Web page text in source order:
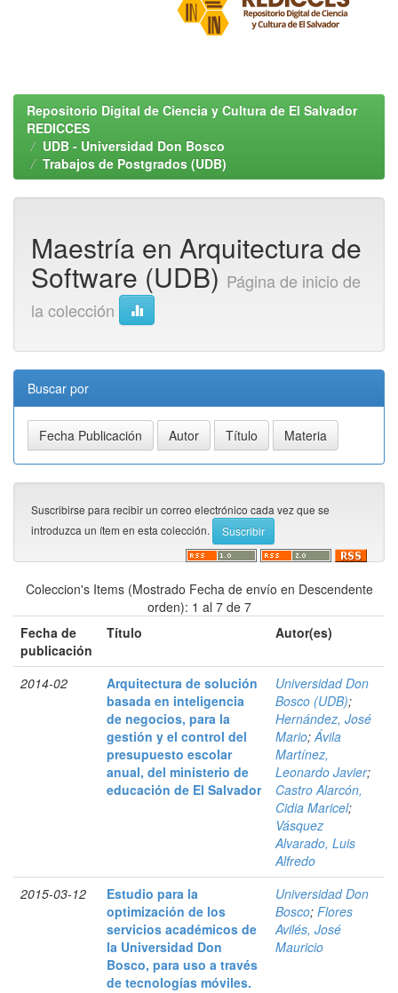
Repositorio Digital de Ciencia y Cultura de El Salvador
REDICCES
UDB - Universidad Don Bosco
Trabajos de Postgrados (UDB)
Maestría en Arquitectura de
Software (UDB) Página de inicio de
la colección
Buscar por
Suscribirse para recibir un correo electrónico cada vez que se
introduzca un ítem en esta colección.
Coleccion's Items (Mostrado Fecha de envío en Descendente
orden): 1 al 7 de 7
Fecha de
publicación
Título Autor(es)
2014-02
Arquitectura de solución
basada en inteligencia
de negocios, para la
gestión y el control del
presupuesto escolar
anual, del ministerio de
educación de El Salvador
Universidad Don
Bosco (UDB);
Hernández, José
Mario;Ávila
Martínez,
Leonardo Javier;
Castro Alarcón,
Cidia Maricel;
Vásquez
Alvarado, Luis
Alfredo
2015-03-12
Estudio para la
optimización de los
servicios académicos de
la Universidad Don
Bosco, para uso a través
de tecnologías móviles.
Universidad Don
Bosco; Flores
Avilés, José
Mauricio